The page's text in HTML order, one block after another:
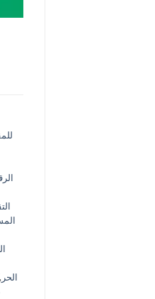
الحر ,